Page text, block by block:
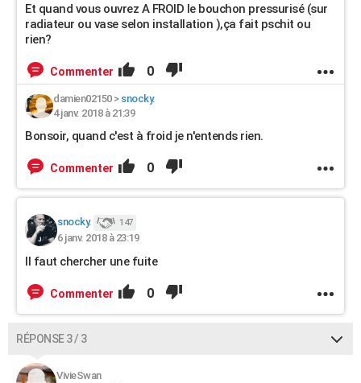
Et quand vous ouvrez A FROID le bouchon pressurisé (sur
radiateur ou vase selon installation ),ça fait pschit ou
rien?
Commenter 0
damien02150> snocky.
4 janv. 2018 à 21:39
Bonsoir, quand c'est à froid je n'entends rien.
Commenter 0
snocky. 147
6 janv. 2018 à 23:19
Il faut chercher une fuite
Commenter 0
RÉPONSE 3 / 3
VivieSwan